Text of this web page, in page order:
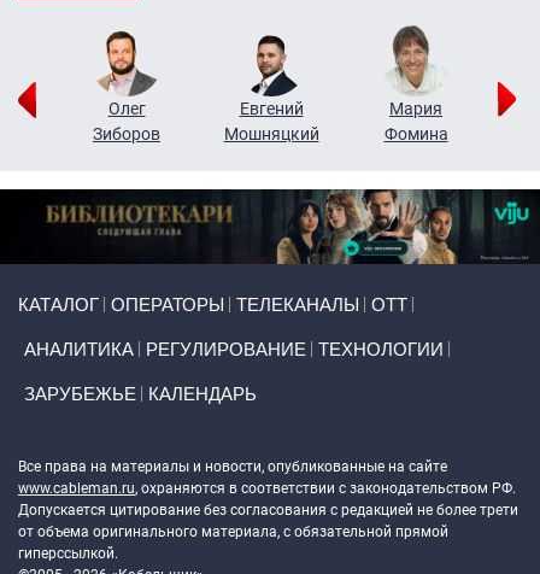
Олег
Зиборов
Евгений
Мошняцкий
Мария
Фомина
КАТАЛОГ ОПЕРАТОРЫ ТЕЛЕКАНАЛЫ ОТТ
АНАЛИТИКА РЕГУЛИРОВАНИЕ ТЕХНОЛОГИИ
ЗАРУБЕЖЬЕ КАЛЕНДАРЬ
Все права на материалы и новости, опубликованные на сайте
www.cableman.ru, охраняются в соответствии с законодательством РФ.
Допускается цитирование без согласования с редакцией не более трети
от объема оригинального материала, с обязательной прямой
гиперссылкой.